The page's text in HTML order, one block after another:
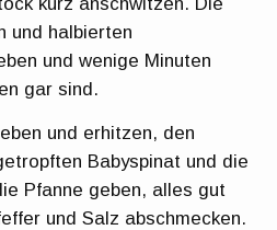
und halbierten
und wenige Minuten
gar sind.
und erhitzen, den
Babyspinat und die
Pfanne geben, alles gut
und Salz abschmecken.